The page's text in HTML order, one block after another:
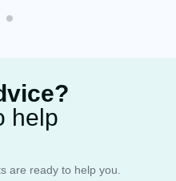
help
are ready to help you.